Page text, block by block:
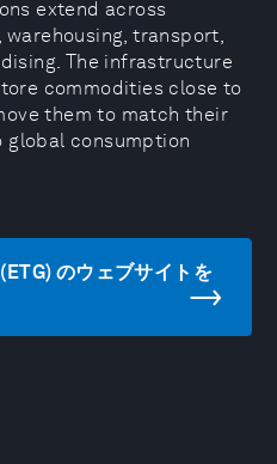
extend across
transport,
The infrastructure
commodities close to
them to match their
consumption
のウェブサイトを